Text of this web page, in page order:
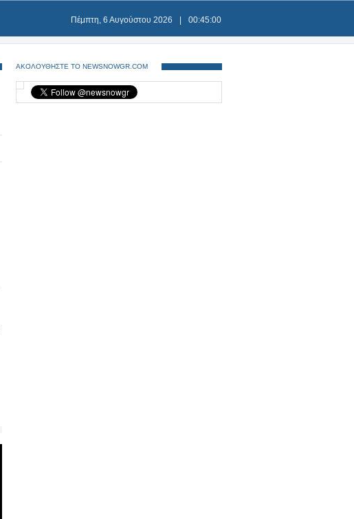
Πέμπτη, 6 Αυγούστου 2026 00:45:00
ΑΚΟΛΟΥΘΗΣΤΕ ΤΟ NEWSNOWGR.COM